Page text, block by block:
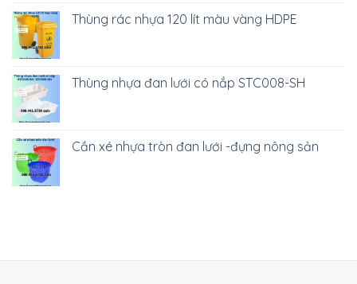
Thùng rác nhựa 120 lít màu vàng HDPE
Thùng nhựa đan lưới có nắp STC008-SH
Cần xé nhựa tròn đan lưới -đựng nông sản